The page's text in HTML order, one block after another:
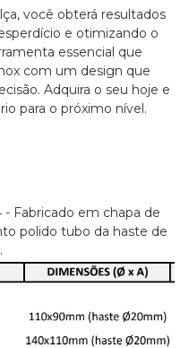
você obterá resultados
e otimizando o
essencial que
com um design que
Adquira o seu hoje e
para o próximo nível.
- Fabricado em chapa de
polido tubo da haste de